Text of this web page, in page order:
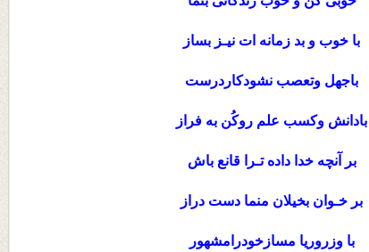
با خوب و بد زمانه ات نیـز بساز
باجهل وتعصب نشودکاردرست
بادانش وکسب علم روکُن به فراز
بر آنچه خدا داده تـرا قانع باش
بر خـوان بخیلان منما دست دراز
با وزروریا مسازخودرامشهور